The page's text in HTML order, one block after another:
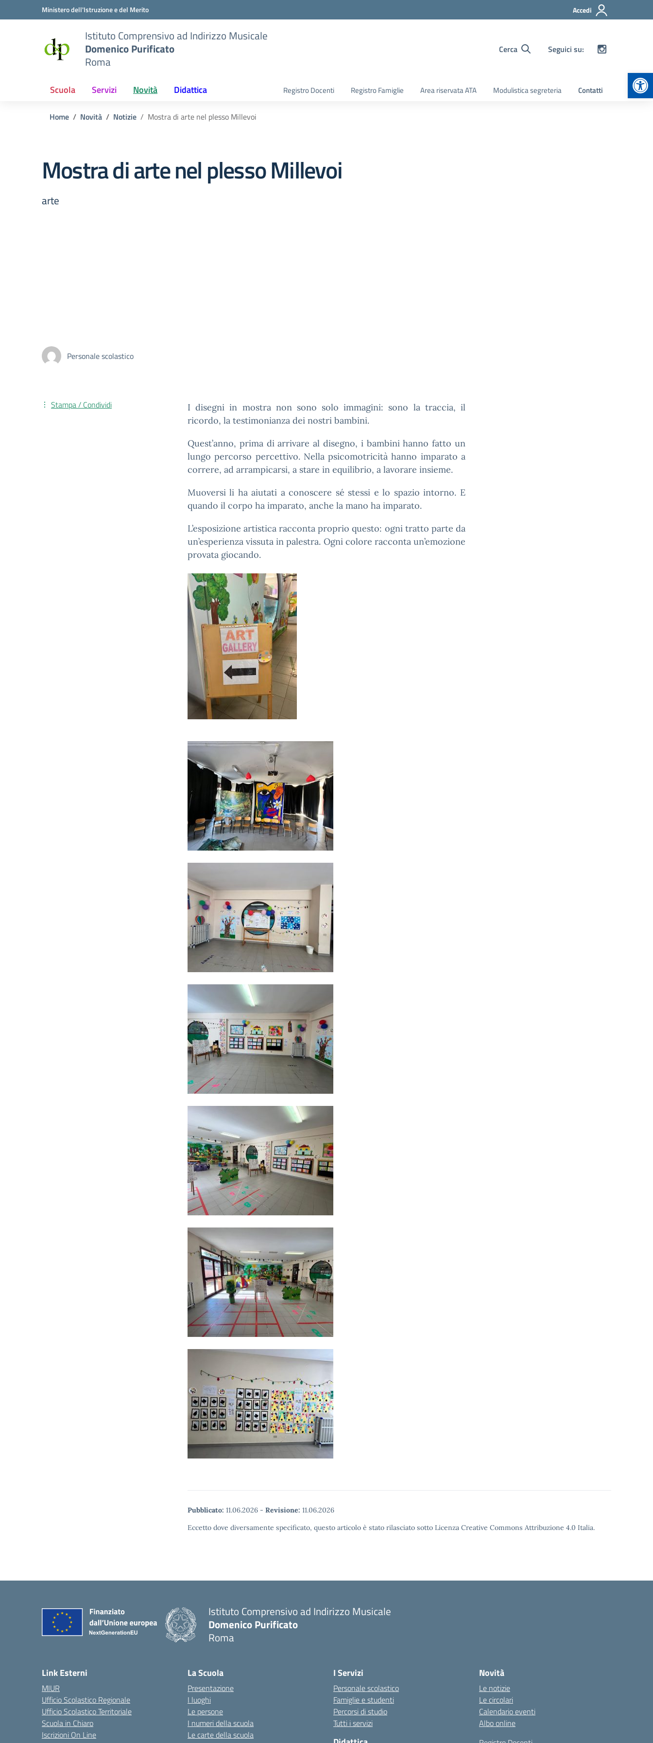
Vai ai contenuti
Vai al menu di navigazioneMinistero dell'Istruzione e del Merito Accedi
Istituto Comprensivo ad Indirizzo Musicale
Domenico Purificato
Roma
Cerca Seguici su:
Scuola Servizi Novità Didattica Registro Docenti Registro Famiglie Area riservata ATA Modulistica segreteria Contatti
Home Novità Notizie Mostra di arte nel plesso Millevoi
Mostra di arte nel plesso Millevoi
arte
Personale scolastico
I disegni in mostra non sono solo immagini: sono la traccia, il
ricordo, la testimonianza dei nostri bambini.
Quest’anno, prima di arrivare al disegno, i bambini hanno fatto un
lungo percorso percettivo. Nella psicomotricità hanno imparato a
correre, ad arrampicarsi, a stare in equilibrio, a lavorare insieme.
Muoversi li ha aiutati a conoscere sé stessi e lo spazio intorno. E
quando il corpo ha imparato, anche la mano ha imparato.
L’esposizione artistica racconta proprio questo: ogni tratto parte da
un’esperienza vissuta in palestra. Ogni colore racconta un’emozione
provata giocando.
Pubblicato: 11.06.2026 - Revisione: 11.06.2026
Eccetto dove diversamente specificato, questo articolo è stato rilasciato sotto Licenza Creative Commons Attribuzione 4.0 Italia.
Stampa / Condividi
Istituto Comprensivo ad Indirizzo Musicale
Domenico Purificato
Roma
Link Esterni
MIUR
Ufficio Scolastico Regionale
Ufficio Scolastico Territoriale
Scuola in Chiaro
Iscrizioni On Line
La Scuola
Presentazione
I luoghi
Le persone
I numeri della scuola
Le carte della scuola
I Servizi
Personale scolastico
Famiglie e studenti
Percorsi di studio
Tutti i servizi
Novità
Le notizie
Le circolari
Calendario eventi
Albo online